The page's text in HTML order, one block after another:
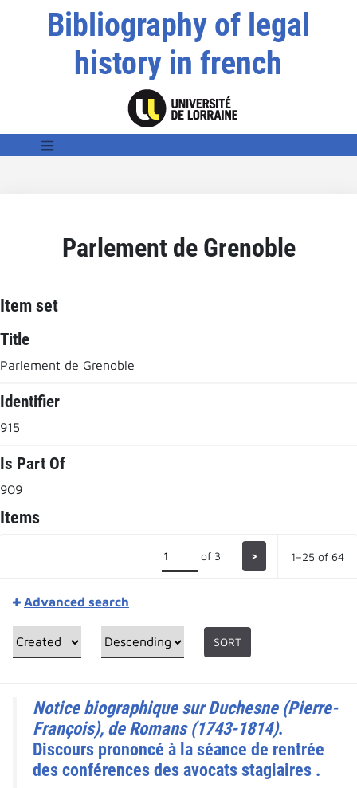
Bibliography of legal
history in french
Parlement de Grenoble
Item set
Title
Parlement de Grenoble
Identifier
915
Is Part Of
909
Items
of 3 > 1–25 of 64
Advanced search
SORT
Notice biographique sur Duchesne (Pierre-
François), de Romans (1743-1814).
Discours prononcé à la séance de rentrée
des conférences des avocats stagiaires .